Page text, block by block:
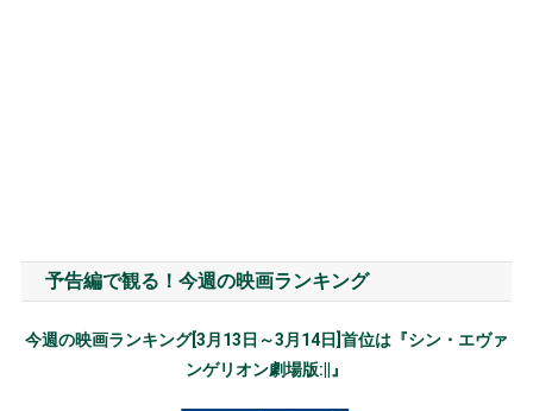
予告編で観る！今週の映画ランキング
今週の映画ランキング[3月13日～3月14日]首位は『シン・エヴァ
ンゲリオン劇場版:||』